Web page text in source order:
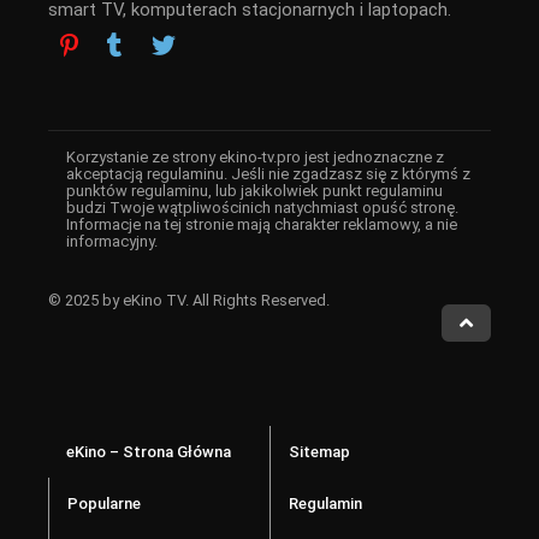
smart TV, komputerach stacjonarnych i laptopach.
Korzystanie ze strony ekino-tv.pro jest jednoznaczne z
akceptacją regulaminu. Jeśli nie zgadzasz się z którymś z
punktów regulaminu, lub jakikolwiek punkt regulaminu
budzi Twoje wątpliwościnich natychmiast opuść stronę.
Informacje na tej stronie mają charakter reklamowy, a nie
informacyjny.
© 2025 by eKino TV. All Rights Reserved.
eKino – Strona Główna Sitemap
Popularne Regulamin